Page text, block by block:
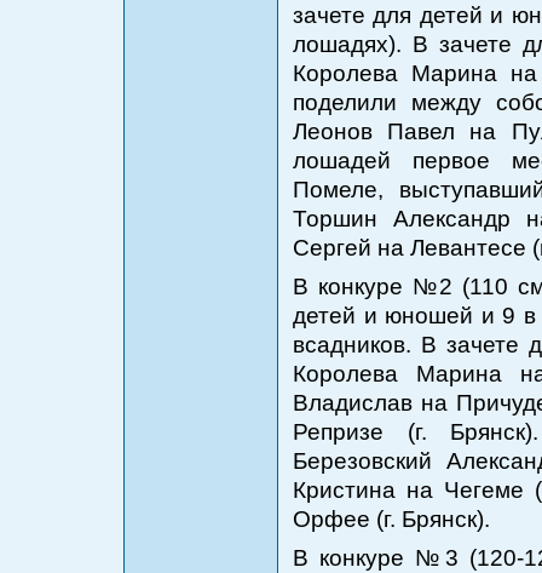
зачете для детей и
лошадях). В зачете
Королева Марина на
поделили между
Леонов Павел на
лошадей первое
Помеле,
Торшин Александр
Сергей на Левантесе
В конкуре №2 (110
детей и юношей и 9 в
всадников. В зачете
Королева Марина
Владислав на
Репризе (г.
Березовский
Кристина на Чегеме
Орфее (г. Брянск).
В конкуре №3 (120-